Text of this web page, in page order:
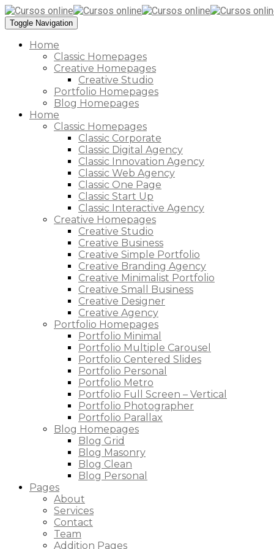
Toggle Navigation
Home
Classic Homepages
Creative Homepages
Creative Studio
Portfolio Homepages
Blog Homepages
Home
Classic Homepages
Classic Corporate
Classic Digital Agency
Classic Innovation Agency
Classic Web Agency
Classic One Page
Classic Start Up
Classic Interactive Agency
Creative Homepages
Creative Studio
Creative Business
Creative Simple Portfolio
Creative Branding Agency
Creative Minimalist Portfolio
Creative Small Business
Creative Designer
Creative Agency
Portfolio Homepages
Portfolio Minimal
Portfolio Multiple Carousel
Portfolio Centered Slides
Portfolio Personal
Portfolio Metro
Portfolio Full Screen – Vertical
Portfolio Photographer
Portfolio Parallax
Blog Homepages
Blog Grid
Blog Masonry
Blog Clean
Blog Personal
Pages
About
Services
Contact
Team
Addition Pages